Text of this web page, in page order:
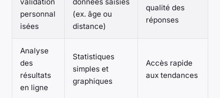
validation
personnal
isées
données saisies
(ex. âge ou
distance)
qualité des
réponses
Analyse
des
résultats
en ligne
Statistiques
simples et
graphiques
Accès rapide
aux tendances